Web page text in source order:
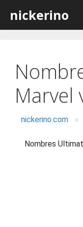
contenido
nickerino
Marvel
nickerino.com »
Nombres